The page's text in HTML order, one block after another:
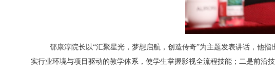
郁康淳院长以“汇聚星光，梦想启航，创造传奇”为主题发表讲话，他
实行业环境与项目驱动的教学体系，使学生掌握影视全流程技能；二是前